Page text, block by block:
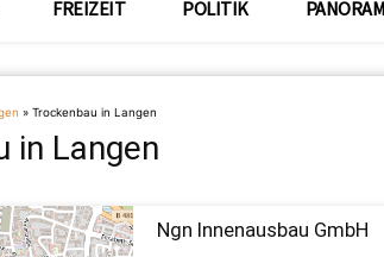
FREIZEIT POLITIK
» Trockenbau in Langen
in Langen
Ngn Innenausbau GmbH